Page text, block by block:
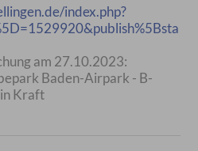
index.php?
am 27.10.2023:
Baden-Airpark - B-
Kraft